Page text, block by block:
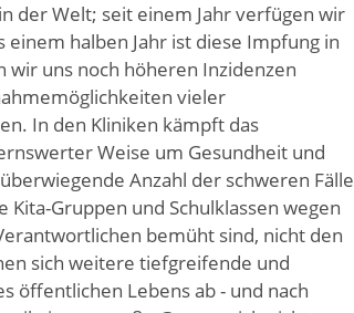
der Welt; seit einem Jahr verfügen wir
halben Jahr ist diese Impfung in
wir uns noch höheren Inzidenzen
vieler
In den Kliniken kämpft das
Weise um Gesundheit und
Anzahl der schweren Fälle
Gruppen und Schulklassen wegen
bemüht sind, nicht den
sich weitere tiefgreifende und
öffentlichen Lebens ab - und nach